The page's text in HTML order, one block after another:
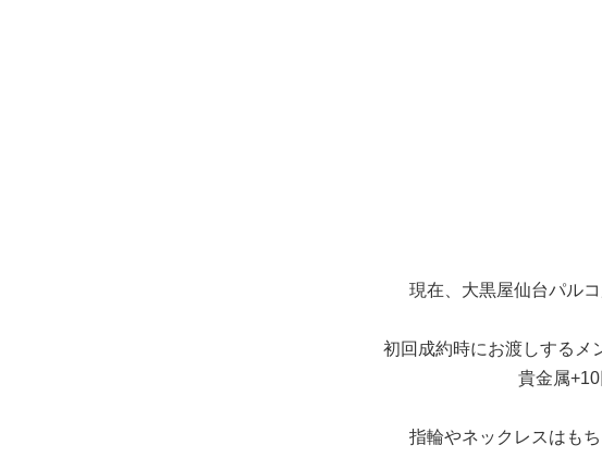
現在、大黒屋仙台パル
初回成約時にお渡しするメ
貴金属
指輪やネックレスはも